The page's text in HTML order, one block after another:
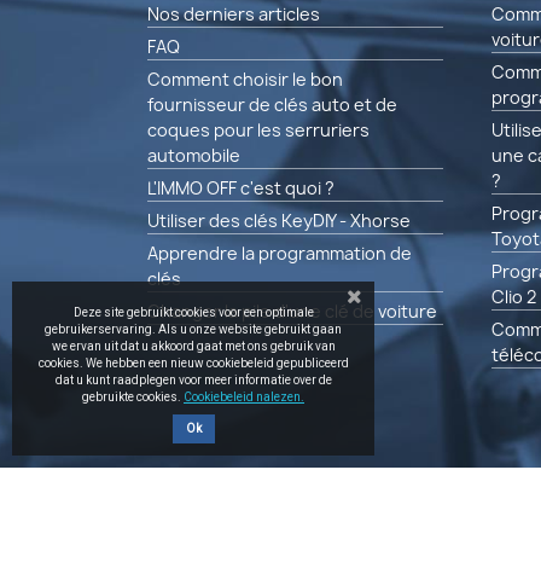
Nos derniers articles
FAQ
Comment choisir le bon
fournisseur de clés auto et de
coques pour les serruriers
automobile
L'IMMO OFF c'est quoi ?
Utiliser des clés KeyDIY - Xhorse
Apprendre la programmation de
clés
Changer la pile d'une clé de voiture
une
?
Clio 2
Deze site gebruikt cookies voor een optimale
gebruikerservaring. Als u onze website gebruikt gaan
we ervan uit dat u akkoord gaat met ons gebruik van
cookies. We hebben een nieuw cookiebeleid gepubliceerd
dat u kunt raadplegen voor meer informatie over de
gebruikte cookies. Cookiebeleid nalezen.
Ok